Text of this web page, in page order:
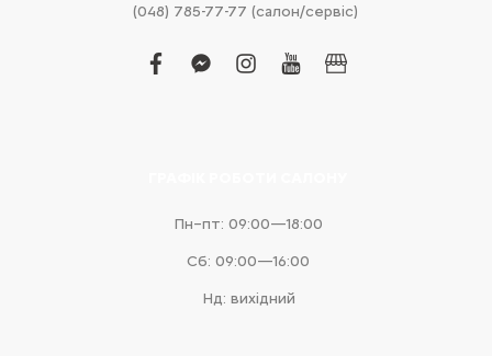
(048) 785-77-77 (салон/сервіс)
facebook
facebook-
instagram
youtubebusiness
Пн–пт: 09:00—18:00
Сб: 09:00—16:00
Нд: вихідний